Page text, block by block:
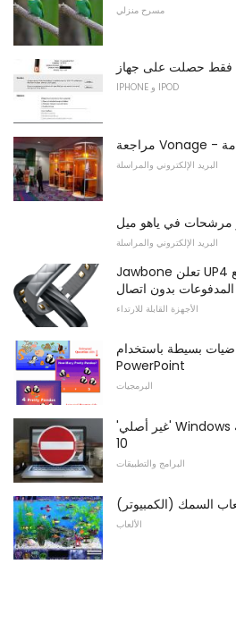
مسرح منزلي
IPHONE و IPOD
البريد الإلكتروني والمراسلة
مرشحات في ياهو ميل
البريد الإلكتروني والمراسلة
Jawbone تعلن UP4 الفرقة اللياقة البدنية مع
المدفوعات بدون اتصال
الأجهزة القابلة للارتداء
بسيطة باستخدام
PowerPoint
البرمجيات
'غير أصلي' Windows غير مؤهل لترقية Windows
10
البرامج والتطبيقات
السمك (الكمبيوتر)
الألعاب